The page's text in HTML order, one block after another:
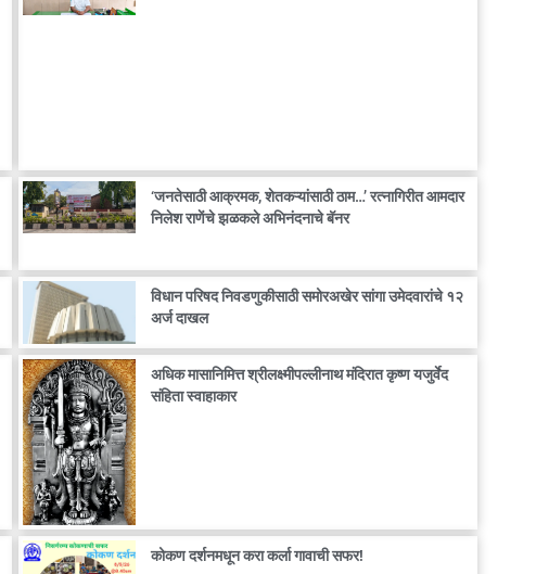
‘जनतेसाठी आक्रमक, शेतकऱ्यांसाठी ठाम…’ रत्नागिरीत आमदार
निलेश राणेंचे झळकले अभिनंदनाचे बॅनर
विधान परिषद निवडणुकीसाठी समोरअखेर सांगा उमेदवारांचे १२
अर्ज दाखल
अधिक मासानिमित्त श्रीलक्ष्मीपल्लीनाथ मंदिरात कृष्ण यजुर्वेद
संहिता स्वाहाकार
कोकण दर्शनमधून करा कर्ला गावाची सफर!